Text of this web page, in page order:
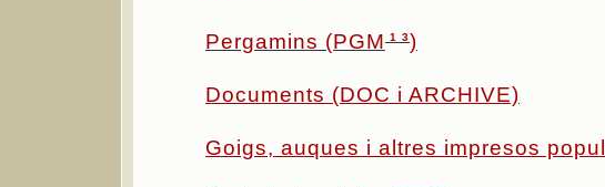
Pergamins (PGM 1 3)
Documents (DOC i ARCHIVE)
Goigs, auques i altres impresos